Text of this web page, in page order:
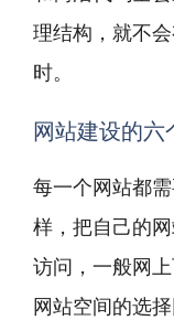
理结构，就不
时。
网站建设的六
每一个网站都
样，把自己的
访问，一般网
网站空间的选